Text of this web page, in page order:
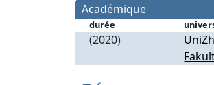
Académique
durée
(2020)